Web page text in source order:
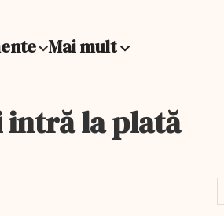
Mai mult
intră la plată